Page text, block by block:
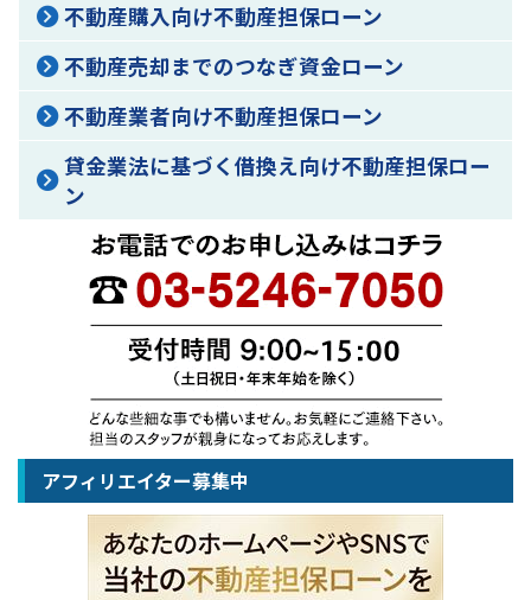
不動産購入向け不動産担保ローン
不動産売却までのつなぎ資金ローン
不動産業者向け不動産担保ローン
貸金業法に基づく借換え向け不動産担保ロー
ン
アフィリエイター募集中